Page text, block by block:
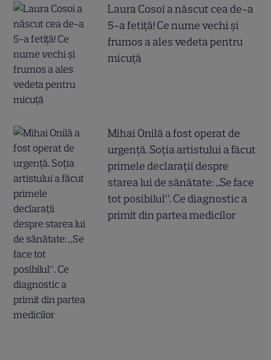
Laura Cosoi a născut cea de-a
5-a fetiță! Ce nume vechi și
frumos a ales vedeta pentru
micuță
Mihai Onilă a fost operat de
urgență. Soția artistului a făcut
primele declarații despre
starea lui de sănătate: „Se face
tot posibilul”. Ce diagnostic a
primit din partea medicilor